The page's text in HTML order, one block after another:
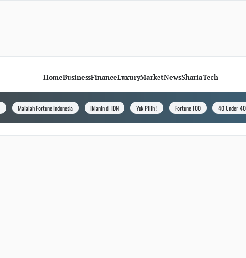
HomeBusinessFinanceLuxuryMarketNewsShariaTech
Majalah Fortune Indonesia Iklanin di IDN Yuk Pilih ! Fortune 100 40 Under 40